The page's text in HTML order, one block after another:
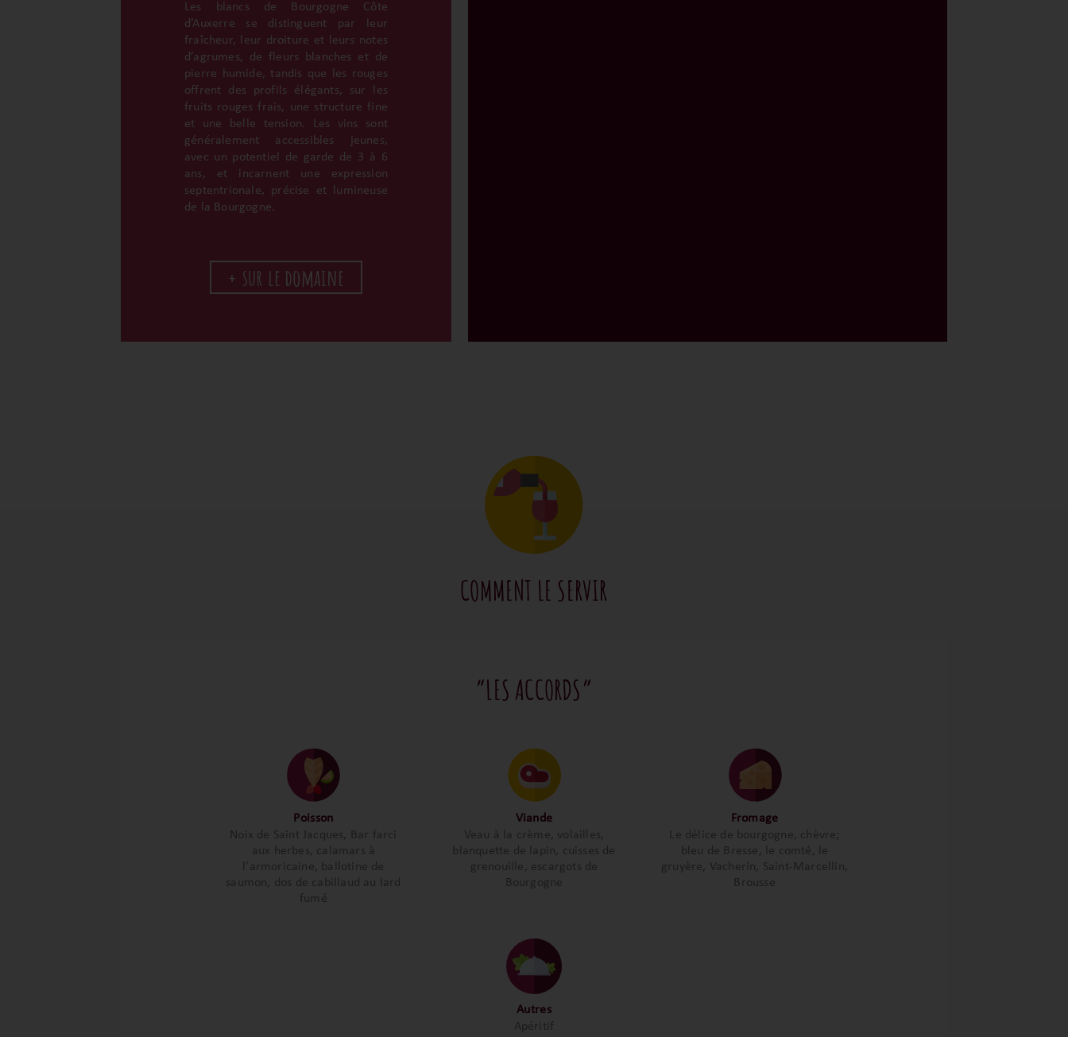
Les blancs de Bourgogne Côte
d’Auxerre se distinguent par leur
fraîcheur, leur droiture et leurs notes
d’agrumes, de fleurs blanches et de
pierre humide, tandis que les rouges
offrent des profils élégants, sur les
fruits rouges frais, une structure fine
et une belle tension. Les vins sont
généralement accessibles jeunes,
avec un potentiel de garde de 3 à 6
ans, et incarnent une expression
septentrionale, précise et lumineuse
de la Bourgogne.
+ sur le domaine
COMMENT LE SERVIR
“LES ACCORDS”
Poisson
Noix de Saint Jacques, Bar farci
aux herbes, calamars à
l'armoricaine, ballotine de
saumon, dos de cabillaud au lard
fumé
Viande
Veau à la crème, volailles,
blanquette de lapin, cuisses de
grenouille, escargots de
Bourgogne
Fromage
Le délice de bourgogne, chèvre;
bleu de Bresse, le comté, le
gruyère, Vacherin, Saint-Marcellin,
Brousse
Autres
Apéritif